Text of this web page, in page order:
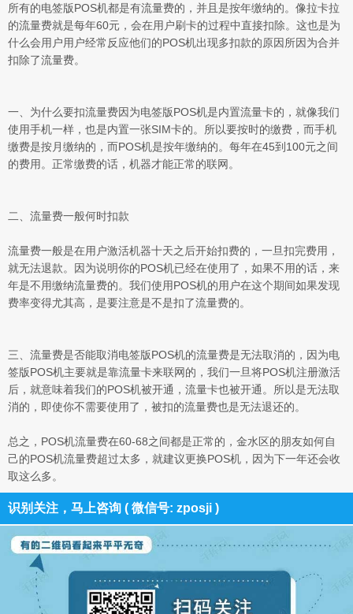
所有的电签版POS机都是有流量费的，并且是按年缴纳的。像拉卡拉
的流量费就是每年60元，会在用户刷卡的过程中直接扣除。这也是为
什么会用户用户经常反应他们的POS机出现多扣款的原因所因为合并
扣除了流量费。
一、为什么要扣流量费因为电签版POS机是内置流量卡的，就像我们
使用手机一样，也是内置一张SIM卡的。所以要按时的缴费，而手机
缴费是按月缴纳的，而POS机是按年缴纳的。每年在45到100元之间
的费用。正常缴费的话，机器才能正常的联网。
二、流量费一般何时扣款
流量费一般是在用户激活机器十天之后开始扣费的，一旦扣完费用，
就无法退款。因为说明你的POS机已经在使用了，如果不用的话，来
年是不用缴纳流量费的。我们使用POS机的用户在这个期间如果发现
费率变得尤其高，是要注意是不是扣了流量费的。
三、流量费是否能取消电签版POS机的流量费是无法取消的，因为电
签版POS机主要就是靠流量卡来联网的，我们一旦将POS机注册激活
后，就意味着我们的POS机被开通，流量卡也被开通。所以是无法取
消的，即使你不需要使用了，被扣的流量费也是无法退还的。
总之，POS机流量费在60-68之间都是正常的，金水区的朋友如何自
己的POS机流量费超过太多，就建议更换POS机，因为下一年还会收
取这么多。
识别关注，马上咨询 ( 微信号: zposji )